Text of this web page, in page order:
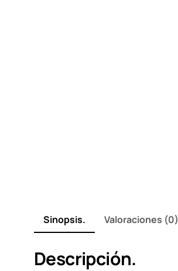
Sinopsis. Valoraciones (0)
Descripción.